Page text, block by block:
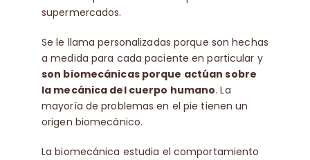
🛒
Español
supermercados.
Se le llama personalizadas porque son hechas
a medida para cada paciente en particular y
son biomecánicas porque actúan sobre
la mecánica del cuerpo humano. La
mayoría de problemas en el pie tienen un
origen biomecánico.
La biomecánica estudia el comportamiento